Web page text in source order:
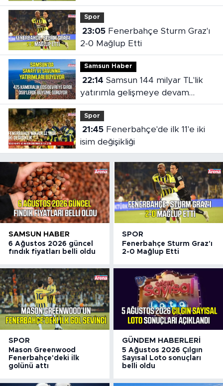
Spor
23:05Fenerbahçe Sturm Graz'ı
2-0 Mağlup Etti
Samsun Haber
22:14
yatırımla gelişmeye devam
ediyor
Spor
21:45Fenerbahçe'de ilk 11'e iki
isim değişikliği
SAMSUN HABER
6 Ağustos 2026 güncel
fındık fiyatları belli oldu
SPOR
Fenerbahçe Sturm Graz'ı
2-0 Mağlup Etti
SPOR
Mason Greenwood
Fenerbahçe'deki ilk
golünü attı
GÜNDEM HABERLERI
5 Ağustos 2026 Çılgın
Sayısal Loto sonuçları
belli oldu